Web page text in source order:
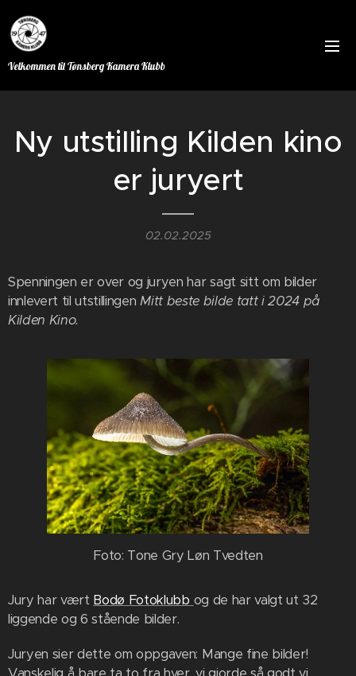
Velkommen til Tønsberg Kamera Klubb
Ny utstilling Kilden kino
er juryert
02.02.2025
Spenningen er over og juryen har sagt sitt om bilder
innlevert til utstillingenMitt beste bilde tatt i 2024 på
Kilden Kino.
Foto: Tone Gry Løn Tvedten
Jury har vært Bodø Fotoklubb og de har valgt ut 32
liggende og 6 stående bilder.
Juryen sier dette om oppgaven: Mange fine bilder!